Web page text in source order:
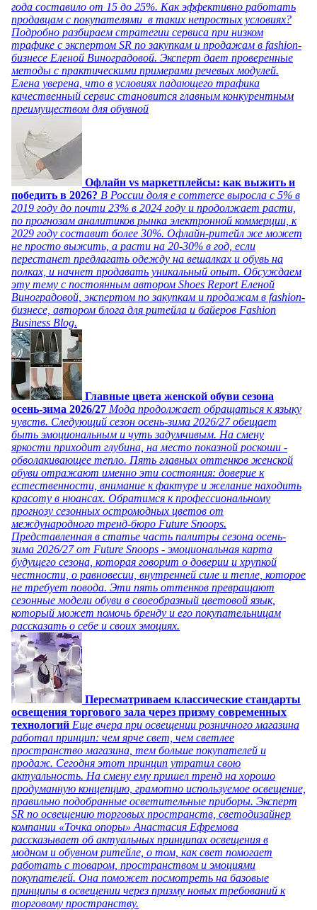
года составило от 15 до 25%. Как эффективно работать
продавцам с покупателями в таких непростых условиях?
Подробно разбираем стратегии сервиса при низком
трафике с экспертом SR по закупкам и продажам в fashion-
бизнесе Еленой Виноградовой. Эксперт дает проверенные
методы с практическими примерами речевых модулей.
Елена уверена, что в условиях падающего трафика
качественный сервис становится главным конкурентным
преимуществом для обувной
Офлайн vs маркетплейсы: как выжить и
победить в 2026? В России доля e commerce выросла с 5% в
2019 году до почти 23% в 2024 году и продолжает расти,
по прогнозам аналитиков рынка электронной коммерции, к
2029 году составит более 30%. Офлайн-ритейл же может
не просто выжить, а расти на 20-30% в год, если
перестанет предлагать одежду на вешалках и обувь на
полках, и начнет продавать уникальный опыт. Обсуждаем
эту тему с постоянным автором Shoes Report Еленой
Виноградовой, экспертом по закупкам и продажам в fashion-
бизнесе, автором блога для ритейла и байеров Fashion
Business Blog.
Главные цвета женской обуви сезона
осень-зима 2026/27 Мода продолжает обращаться к языку
чувств. Следующий сезон осень-зима 2026/27 обещает
быть эмоциональным и чуть задумчивым. На смену
яркости приходит глубина, на место показной роскоши -
обволакивающее тепло. Пять главных оттенков женской
обуви отражают именно эти состояния: доверие к
естественности, внимание к фактуре и желание находить
красоту в нюансах. Обратимся к профессиональному
прогнозу сезонных остромодных цветов от
международного тренд-бюро Future Snoops.
Представленная в статье часть палитры сезона осень-
зима 2026/27 от Future Snoops - эмоциональная карта
будущего сезона, которая говорит о доверии и хрупкой
честности, о равновесии, внутренней силе и тепле, которое
не требует повода. Эти пять оттенков превращают
сезонные модели обуви в своеобразный цветовой язык,
который может помочь бренду и его покупательницам
рассказать о себе и своих эмоциях.
Пересматриваем классические стандарты
освещения торгового зала через призму современных
технологий Еще вчера при освещении розничного магазина
работал принцип: чем ярче свет, чем светлее
пространство магазина, тем больше покупателей и
продаж. Сегодня этот принцип утратил свою
актуальность. На смену ему пришел тренд на хорошо
продуманную концепцию, грамотно используемое освещение,
правильно подобранные осветительные приборы. Эксперт
SR по освещению торговых пространств, светодизайнер
компании «Точка опоры» Анастасия Ефремова
рассказывает об актуальных принципах освещения в
модном и обувном ритейле, о том, как свет помогает
работать с товаром, пространством и эмоциями
покупателей. Она поможет посмотреть на базовые
принципы в освещении через призму новых требований к
торговому пространству.